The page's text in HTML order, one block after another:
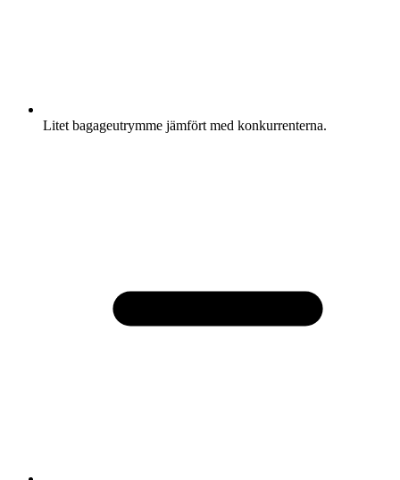
Litet bagageutrymme jämfört med konkurrenterna.